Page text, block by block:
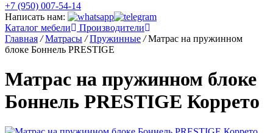
+7 (950) 007-54-14
Написать нам:
Каталог мебели
Производители
Главная / Матрасы / Пружинные / Матрас на пружинном
блоке Боннель PRESTIGE
Матрас на пружинном блоке
Боннель PRESTIGE Коррето